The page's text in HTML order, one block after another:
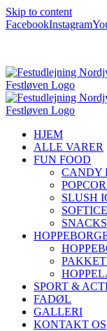
Skip to content
FacebookInstagram
HJEM
ALLE VARER
FUN FOOD
CANDY
SLUSH
SOFTICE
SNACKS
SPORT &
FADØL
GALLERI
KONTAKT OS